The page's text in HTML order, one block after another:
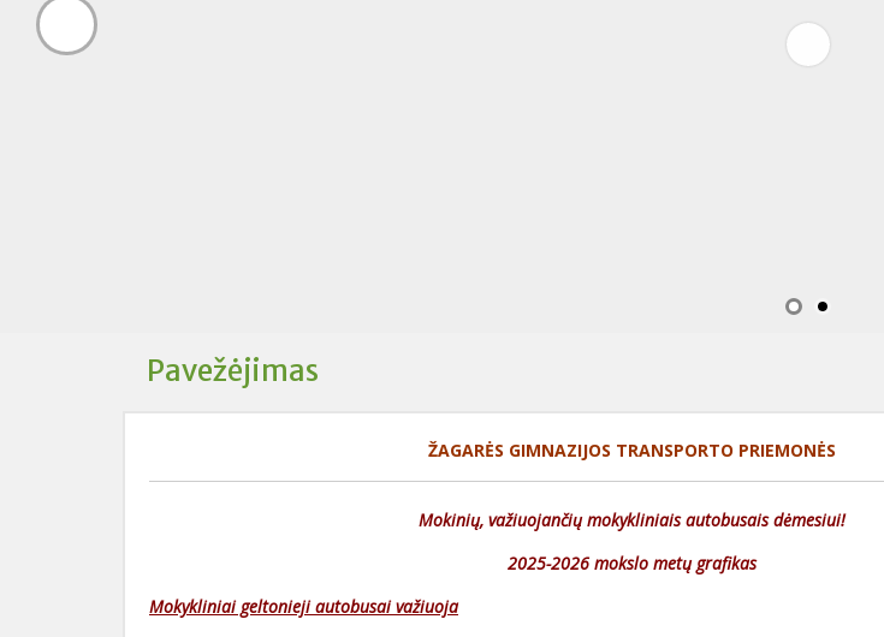
Pavežėjimas
ŽAGARĖS GIMNAZIJOS TRANSPORTO PRIEMONĖS
Mokinių, važiuojančių mokykliniais autobusais dėmesiui!
2025-2026 mokslo metų grafikas
Mokykliniai geltonieji autobusai važiuoja